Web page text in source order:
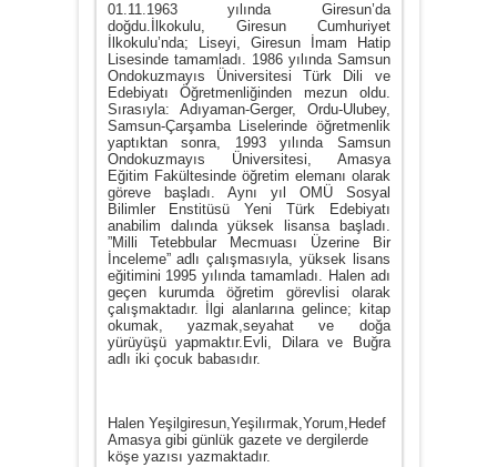
01.11.1963 yılında Giresun’da
doğdu.İlkokulu, Giresun Cumhuriyet
İlkokulu’nda; Liseyi, Giresun İmam Hatip
Lisesinde tamamladı. 1986 yılında Samsun
Ondokuzmayıs Üniversitesi Türk Dili ve
Edebiyatı Öğretmenliğinden mezun oldu.
Sırasıyla: Adıyaman-Gerger, Ordu-Ulubey,
Samsun-Çarşamba Liselerinde öğretmenlik
yaptıktan sonra, 1993 yılında Samsun
Ondokuzmayıs Üniversitesi, Amasya
Eğitim Fakültesinde öğretim elemanı olarak
göreve başladı. Aynı yıl OMÜ Sosyal
Bilimler Enstitüsü Yeni Türk Edebiyatı
anabilim dalında yüksek lisansa başladı.
”Milli Tetebbular Mecmuası Üzerine Bir
İnceleme” adlı çalışmasıyla, yüksek lisans
eğitimini 1995 yılında tamamladı. Halen adı
geçen kurumda öğretim görevlisi olarak
çalışmaktadır. İlgi alanlarına gelince; kitap
okumak, yazmak,seyahat ve doğa
yürüyüşü yapmaktır.Evli, Dilara ve Buğra
adlı iki çocuk babasıdır.
Halen Yeşilgiresun,Yeşilırmak,Yorum,Hedef
Amasya gibi günlük gazete ve dergilerde
köşe yazısı yazmaktadır.